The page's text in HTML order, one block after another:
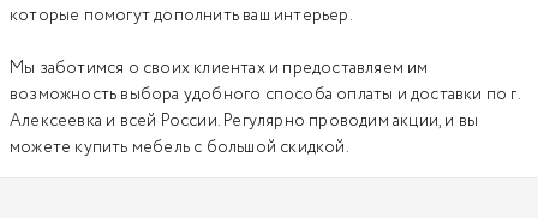
которые помогут дополнить ваш интерьер.
Мы заботимся о своих клиентах и предоставляем им
возможность выбора удобного способа оплаты и доставки по г.
Алексеевка и всей России. Регулярно проводим акции, и вы
можете купить мебель с большой скидкой.